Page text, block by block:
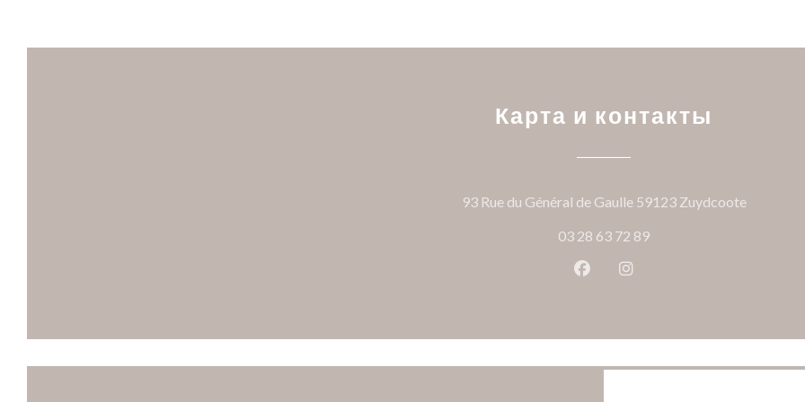
Карта и контакты
93 Rue du Général de Gaulle 59123 Zuydcoote
03 28 63 72 89
Facebook ((открывается в
Instagram ((открывается